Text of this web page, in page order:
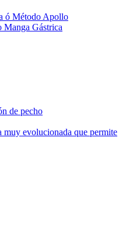
ó Método Apollo
Manga Gástrica
de pecho
evolucionada que permite